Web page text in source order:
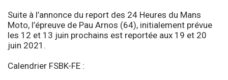
Suite à l’annonce du report des 24 Heures du Mans
Moto, l’épreuve de Pau Arnos (64), initialement prévue
les 12 et 13 juin prochains est reportée aux 19 et 20
juin 2021.
Calendrier FSBK-FE :